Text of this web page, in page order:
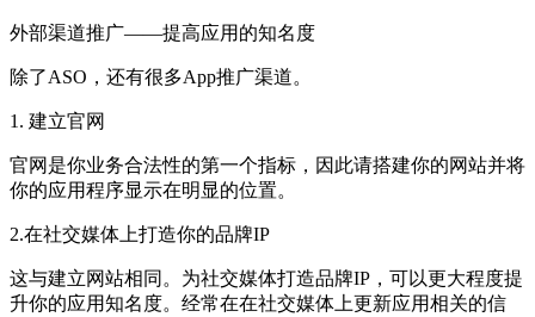
外部渠道推广——提高应用的知名度
除了ASO，还有很多App推广渠道。
1. 建立官网
官网是你业务合法性的第一个指标，因此请搭建你的网站并将
你的应用程序显示在明显的位置。
2.在社交媒体上打造你的品牌IP
这与建立网站相同。为社交媒体打造品牌IP，可以更大程度提
升你的应用知名度。经常在在社交媒体上更新应用相关的信